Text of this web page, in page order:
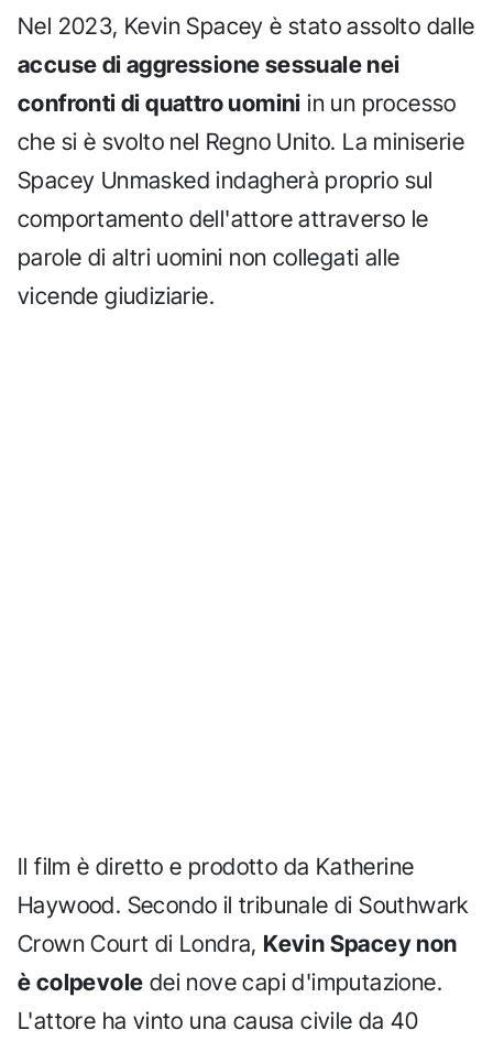
Nel 2023, Kevin Spacey è stato assolto dalle
accuse di aggressione sessuale nei
confronti di quattro uomini in un processo
che si è svolto nel Regno Unito. La miniserie
Spacey Unmasked indagherà proprio sul
comportamento dell'attore attraverso le
parole di altri uomini non collegati alle
vicende giudiziarie.
Il film è diretto e prodotto da Katherine
Haywood. Secondo il tribunale di Southwark
Crown Court di Londra, Kevin Spacey non
è colpevole dei nove capi d'imputazione.
L'attore ha vinto una causa civile da 40